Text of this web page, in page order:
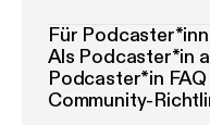
Für
Als Podcaster*in
Podcaster*in FAQ
Community-